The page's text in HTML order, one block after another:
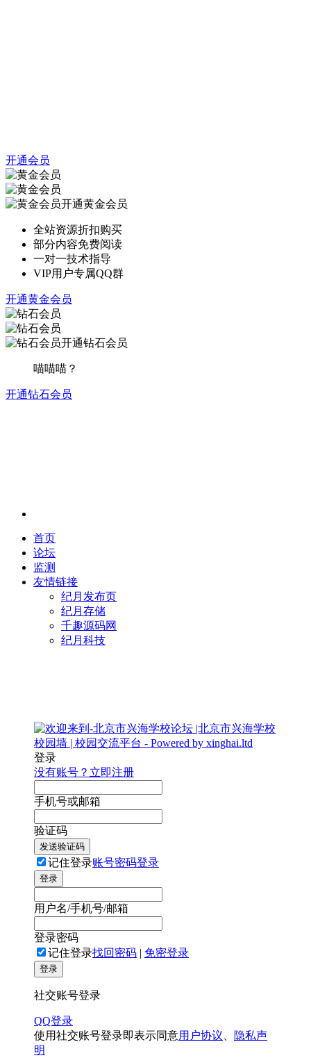
开通会员
开通黄金会员
全站资源折扣购买
部分内容免费阅读
一对一技术指导
VIP用户专属QQ群
开通黄金会员
开通钻石会员
喵喵喵？
开通钻石会员
首页
论坛
监测
友情链接
纪月发布页
纪月存储
千趣源码网
纪月科技
登录
没有账号？立即注册
手机号或邮箱
验证码
发送验证码
记住登录账号密码登录
登录
用户名/手机号/邮箱
登录密码
记住登录找回密码 | 免密登录
登录
社交账号登录
QQ登录
使用社交账号登录即表示同意用户协议
隐私声
明